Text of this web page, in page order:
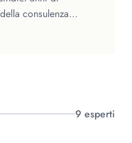
consulenza
9 esperti